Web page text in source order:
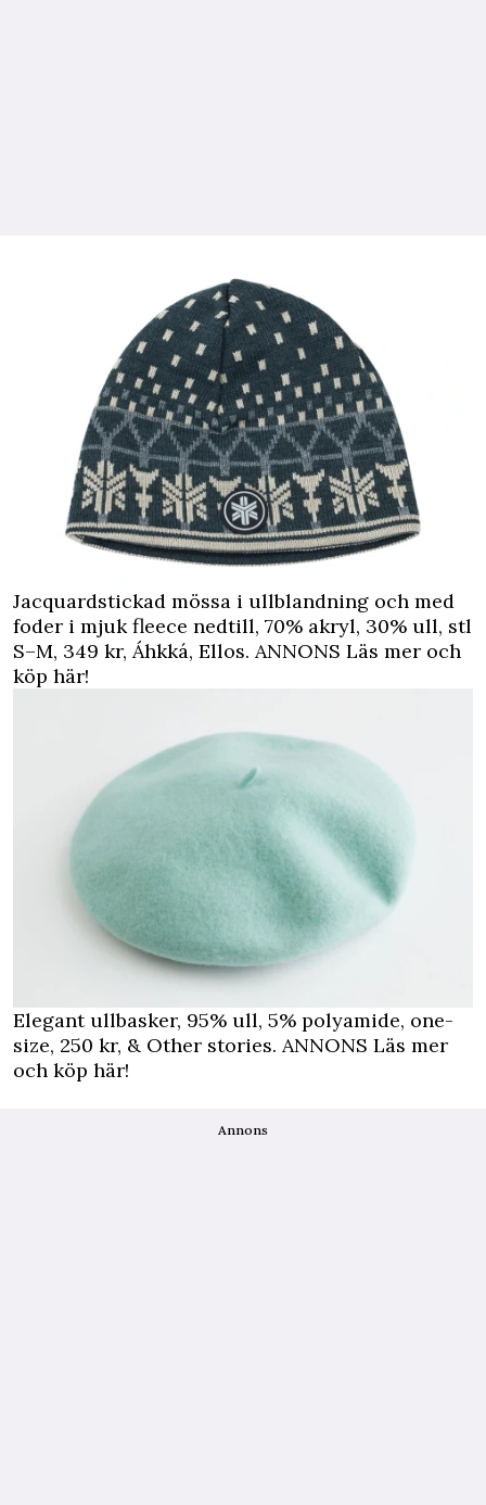
Jacquardstickad mössa i ullblandning och med
foder i mjuk fleece nedtill, 70% akryl, 30% ull, stl
S–M, 349 kr, Áhkká, Ellos. ANNONS Läs mer och
köp här!
Elegant ullbasker, 95% ull, 5% polyamide, one-
size, 250 kr, & Other stories. ANNONS Läs mer
och köp här!
Annons